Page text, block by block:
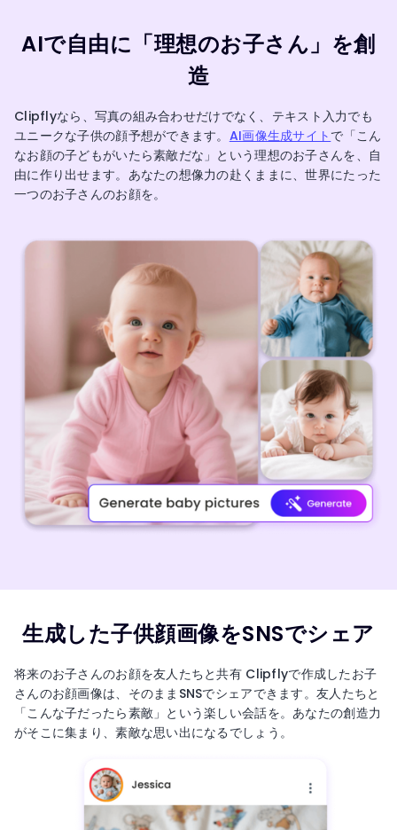
AIで自由に「理想のお子さん」を創
造
Clipflyなら、写真の組み合わせだけでなく、テキスト入力でも
ユニークな子供の顔予想ができます。 AI画像生成サイト で「こん
なお顔の子どもがいたら素敵だな」という理想のお子さんを、自
由に作り出せます。あなたの想像力の赴くままに、世界にたった
一つのお子さんのお顔を。
生成した子供顔画像をSNSでシェア
将来のお子さんのお顔を友人たちと共有 Clipflyで作成したお子
さんのお顔画像は、そのままSNSでシェアできます。友人たちと
「こんな子だったら素敵」という楽しい会話を。あなたの創造力
がそこに集まり、素敵な思い出になるでしょう。